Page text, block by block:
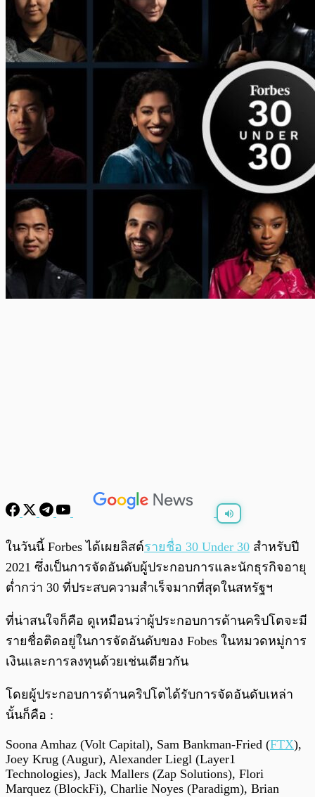
พร้อมเล่น / 0:00
ในวันนี้ Forbes ได้เผยลิสต์รายชื่อ 30 Under 30 สำหรับปี
2021 ซึ่งเป็นการจัดอันดับผู้ประกอบการและนักธุรกิจอายุ
ต่ำกว่า 30 ที่ประสบความสำเร็จมากที่สุดในสหรัฐฯ
ที่น่าสนใจก็คือ ดูเหมือนว่าผู้ประกอบการด้านคริปโตจะมี
รายชื่อติดอยู่ในการจัดอันดับของ Fobes ในหมวดหมู่การ
เงินและการลงทุนด้วยเช่นเดียวกัน
โดยผู้ประกอบการด้านคริปโตได้รับการจัดอันดับเหล่า
นั้นก็คือ :
Soona Amhaz (Volt Capital), Sam Bankman-Fried (FTX),
Joey Krug (Augur), Alexander Liegl (Layer1
Technologies), Jack Mallers (Zap Solutions), Flori
Marquez (BlockFi), Charlie Noyes (Paradigm), Brian